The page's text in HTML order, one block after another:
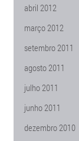
abril 2012
março 2012
setembro 2011
agosto 2011
julho 2011
junho 2011
dezembro 2010